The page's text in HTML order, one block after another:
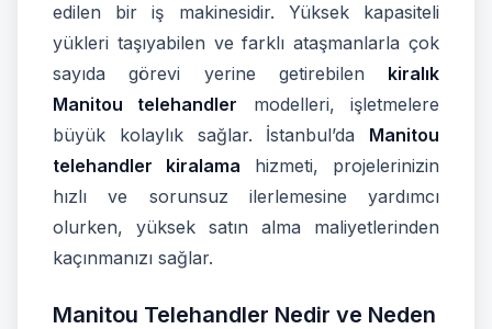
edilen bir iş makinesidir. Yüksek kapasiteli
yükleri taşıyabilen ve farklı ataşmanlarla çok
sayıda görevi yerine getirebilen kiralık
Manitou telehandler modelleri, işletmelere
büyük kolaylık sağlar. İstanbul’da Manitou
telehandler kiralama hizmeti, projelerinizin
hızlı ve sorunsuz ilerlemesine yardımcı
olurken, yüksek satın alma maliyetlerinden
kaçınmanızı sağlar.
Manitou Telehandler Nedir ve Neden